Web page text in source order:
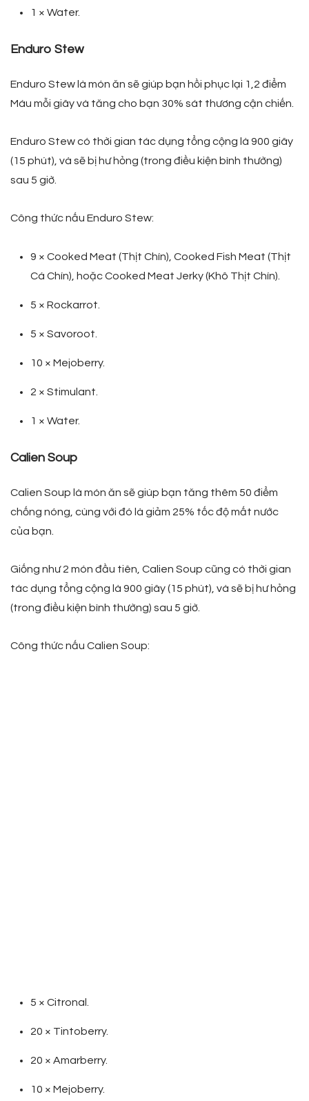
1 × Water.
Enduro Stew
Enduro Stew là món ăn sẽ giúp bạn hồi phục lại 1,2 điểm
Máu mỗi giây và tăng cho bạn 30% sát thương cận chiến.
Enduro Stew có thời gian tác dụng tổng cộng là 900 giây
(15 phút), và sẽ bị hư hỏng (trong điều kiện bình thường)
sau 5 giờ.
Công thức nấu Enduro Stew:
9 × Cooked Meat (Thịt Chín), Cooked Fish Meat (Thịt
Cá Chín), hoặc Cooked Meat Jerky (Khô Thịt Chín).
5 × Rockarrot.
5 × Savoroot.
10 × Mejoberry.
2 × Stimulant.
1 × Water.
Calien Soup
Calien Soup là món ăn sẽ giúp bạn tăng thêm 50 điểm
chống nóng, cùng với đó là giảm 25% tốc độ mất nước
của bạn.
Giống như 2 món đầu tiên, Calien Soup cũng có thời gian
tác dụng tổng cộng là 900 giây (15 phút), và sẽ bị hư hỏng
(trong điều kiện bình thường) sau 5 giờ.
Công thức nấu Calien Soup:
5 × Citronal.
20 × Tintoberry.
20 × Amarberry.
10 × Mejoberry.